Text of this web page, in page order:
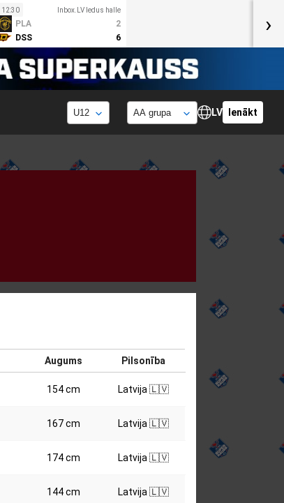
12:30 Inbox.LV ledus halle
PLA
2
DSS
6
›
LV Ienākt
Augums Pilsonība
154 cm Latvija 🇱🇻
167 cm Latvija 🇱🇻
174 cm Latvija 🇱🇻
144 cm Latvija 🇱🇻